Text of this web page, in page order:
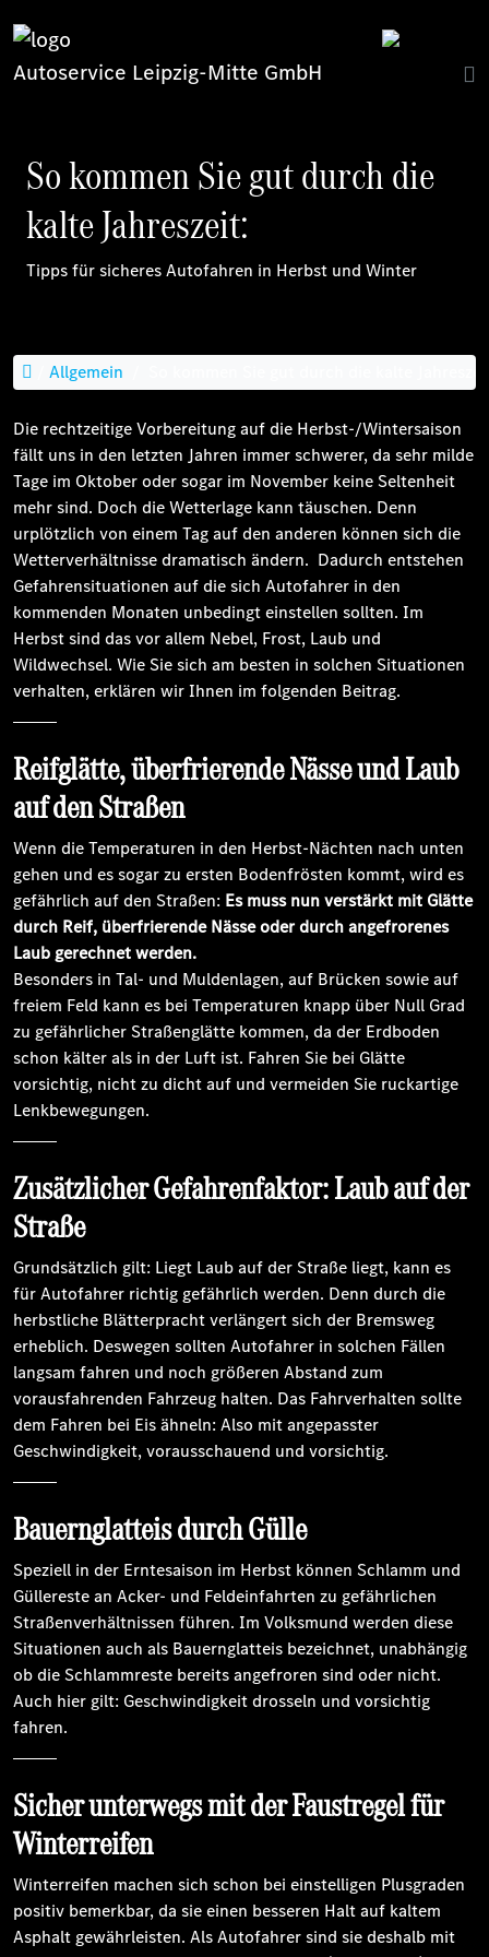
Autoservice Leipzig-Mitte GmbH
So kommen Sie gut durch die
kalte Jahreszeit:
Tipps für sicheres Autofahren in Herbst und Winter
Allgemein
Die rechtzeitige Vorbereitung auf die Herbst-/Wintersaison
fällt uns in den letzten Jahren immer schwerer, da sehr milde
Tage im Oktober oder sogar im November keine Seltenheit
mehr sind. Doch die Wetterlage kann täuschen. Denn
urplötzlich von einem Tag auf den anderen können sich die
Wetterverhältnisse dramatisch ändern. Dadurch entstehen
Gefahrensituationen auf die sich Autofahrer in den
kommenden Monaten unbedingt einstellen sollten. Im
Herbst sind das vor allem Nebel, Frost, Laub und
Wildwechsel. Wie Sie sich am besten in solchen Situationen
verhalten, erklären wir Ihnen im folgenden Beitrag.
Reifglätte, überfrierende Nässe und Laub
auf den Straßen
Wenn die Temperaturen in den Herbst-Nächten nach unten
gehen und es sogar zu ersten Bodenfrösten kommt, wird es
gefährlich auf den Straßen: Es muss nun verstärkt mit Glätte
durch Reif, überfrierende Nässe oder durch angefrorenes
Laub gerechnet werden.
Besonders in Tal- und Muldenlagen, auf Brücken sowie auf
freiem Feld kann es bei Temperaturen knapp über Null Grad
zu gefährlicher Straßenglätte kommen, da der Erdboden
schon kälter als in der Luft ist. Fahren Sie bei Glätte
vorsichtig, nicht zu dicht auf und vermeiden Sie ruckartige
Lenkbewegungen.
Zusätzlicher Gefahrenfaktor: Laub auf der
Straße
Grundsätzlich gilt: Liegt Laub auf der Straße liegt, kann es
für Autofahrer richtig gefährlich werden. Denn durch die
herbstliche Blätterpracht verlängert sich der Bremsweg
erheblich. Deswegen sollten Autofahrer in solchen Fällen
langsam fahren und noch größeren Abstand zum
vorausfahrenden Fahrzeug halten. Das Fahrverhalten sollte
dem Fahren bei Eis ähneln: Also mit angepasster
Geschwindigkeit, vorausschauend und vorsichtig.
Bauernglatteis durch Gülle
Speziell in der Erntesaison im Herbst können Schlamm und
Güllereste an Acker- und Feldeinfahrten zu gefährlichen
Straßenverhältnissen führen. Im Volksmund werden diese
Situationen auch als Bauernglatteis bezeichnet, unabhängig
ob die Schlammreste bereits angefroren sind oder nicht.
Auch hier gilt: Geschwindigkeit drosseln und vorsichtig
fahren.
Sicher unterwegs mit der Faustregel für
Winterreifen
Winterreifen machen sich schon bei einstelligen Plusgraden
positiv bemerkbar, da sie einen besseren Halt auf kaltem
Asphalt gewährleisten. Als Autofahrer sind sie deshalb mit